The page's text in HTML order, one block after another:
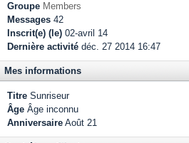
Groupe Members
Messages 42
Inscrit(e) (le) 02-avril 14
Dernière activité déc. 27 2014 16:47
Mes informations
Titre Sunriseur
Âge Âge inconnu
Anniversaire Août 21